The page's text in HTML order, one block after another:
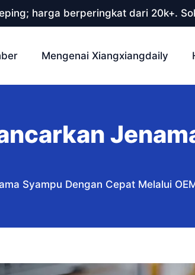
harga berperingkat dari 20k+.
Mengenai Xiangxiangdaily
Syampu Dengan Cepat Melalui